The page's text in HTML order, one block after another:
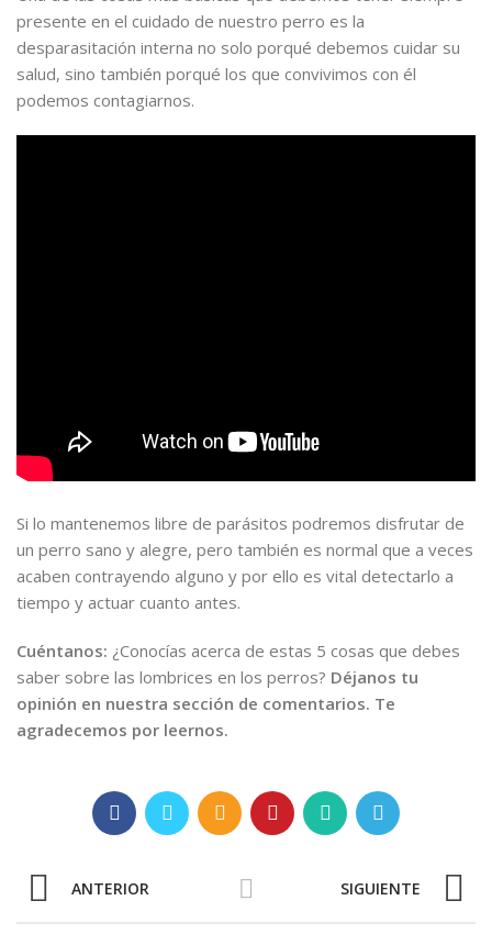
presente en el cuidado de nuestro perro es la
desparasitación interna no solo porqué debemos cuidar su
salud, sino también porqué los que convivimos con él
podemos contagiarnos.
Si lo mantenemos libre de parásitos podremos disfrutar de
un perro sano y alegre, pero también es normal que a veces
acaben contrayendo alguno y por ello es vital detectarlo a
tiempo y actuar cuanto antes.
Cuéntanos: ¿Conocías acerca de estas 5 cosas que debes
saber sobre las lombrices en los perros? Déjanos tu
opinión en nuestra sección de comentarios. Te
agradecemos por leernos.
ANTERIOR SIGUIENTE